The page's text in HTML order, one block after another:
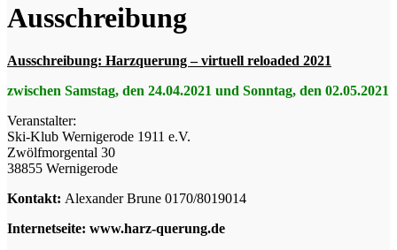
Ausschreibung
Ausschreibung: Harzquerung – virtuell reloaded 2021
zwischen Samstag, den 24.04.2021 und Sonntag, den 02.05.2021
Veranstalter:
Ski-Klub Wernigerode 1911 e.V.
Zwölfmorgental 30
38855 Wernigerode
Kontakt: Alexander Brune 0170/8019014
Internetseite: www.harz-querung.de